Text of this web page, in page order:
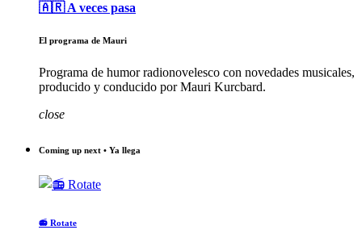
🇦🇷 A veces pasa
El programa de Mauri
Programa de humor radionovelesco con novedades musicales,
producido y conducido por Mauri Kurcbard.
close
Coming up next • Ya llega
📻 Rotate